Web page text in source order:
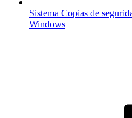
Sistema Copias de
Windows